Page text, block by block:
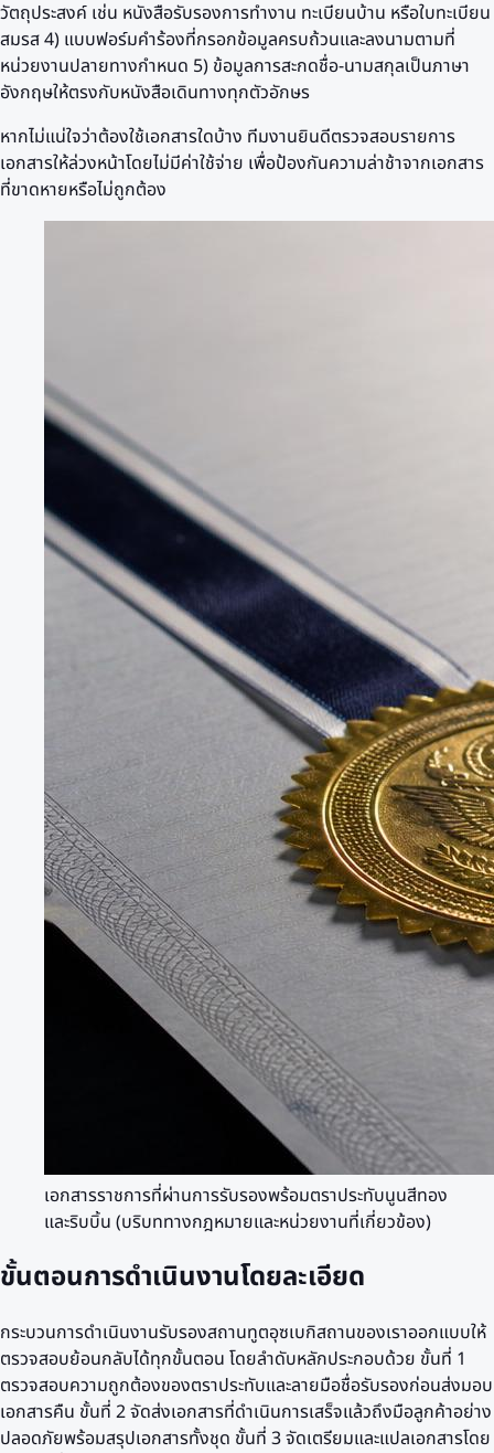
วัตถุประสงค์ เช่น หนังสือรับรองการทำงาน ทะเบียนบ้าน หรือใบทะเบียน
สมรส 4) แบบฟอร์มคำร้องที่กรอกข้อมูลครบถ้วนและลงนามตามที่
หน่วยงานปลายทางกำหนด 5) ข้อมูลการสะกดชื่อ-นามสกุลเป็นภาษา
อังกฤษให้ตรงกับหนังสือเดินทางทุกตัวอักษร
หากไม่แน่ใจว่าต้องใช้เอกสารใดบ้าง ทีมงานยินดีตรวจสอบรายการ
เอกสารให้ล่วงหน้าโดยไม่มีค่าใช้จ่าย เพื่อป้องกันความล่าช้าจากเอกสาร
ที่ขาดหายหรือไม่ถูกต้อง
เอกสารราชการที่ผ่านการรับรองพร้อมตราประทับนูนสีทอง
และริบบิ้น (บริบททางกฎหมายและหน่วยงานที่เกี่ยวข้อง)
ขั้นตอนการดำเนินงานโดยละเอียด
กระบวนการดำเนินงานรับรองสถานทูตอุซเบกิสถานของเราออกแบบให้
ตรวจสอบย้อนกลับได้ทุกขั้นตอน โดยลำดับหลักประกอบด้วย ขั้นที่ 1
ตรวจสอบความถูกต้องของตราประทับและลายมือชื่อรับรองก่อนส่งมอบ
เอกสารคืน ขั้นที่ 2 จัดส่งเอกสารที่ดำเนินการเสร็จแล้วถึงมือลูกค้าอย่าง
ปลอดภัยพร้อมสรุปเอกสารทั้งชุด ขั้นที่ 3 จัดเตรียมและแปลเอกสารโดย